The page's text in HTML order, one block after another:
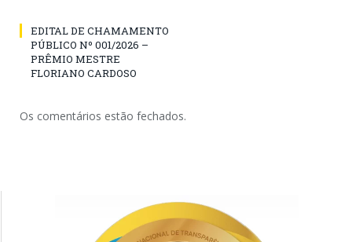
EDITAL DE CHAMAMENTO
PÚBLICO Nº 001/2026 –
PRÊMIO MESTRE
FLORIANO CARDOSO
Os comentários estão fechados.